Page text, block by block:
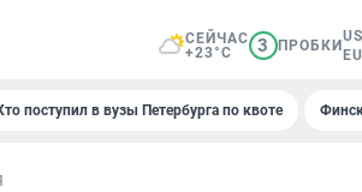
СЕЙЧАС
+23°C
3 ПРОБКИ
поступил в вузы Петербурга по квоте